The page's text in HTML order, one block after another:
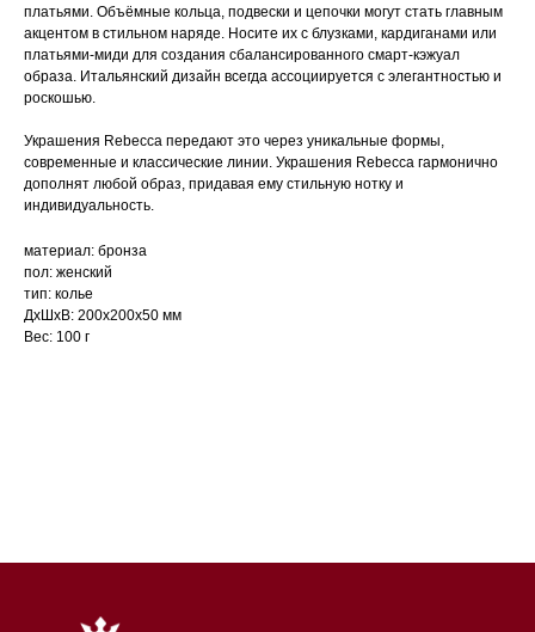
платьями. Объёмные кольца, подвески и цепочки могут стать главным
акцентом в стильном наряде. Носите их с блузками, кардиганами или
платьями-миди для создания сбалансированного смарт-кэжуал
образа. Итальянский дизайн всегда ассоциируется с элегантностью и
роскошью.
Украшения Rebecca передают это через уникальные формы,
современные и классические линии. Украшения Rebecca гармонично
дополнят любой образ, придавая ему стильную нотку и
индивидуальность.
материал: бронза
пол: женский
тип: колье
ДxШxВ: 200x200x50 мм
Вес: 100 г